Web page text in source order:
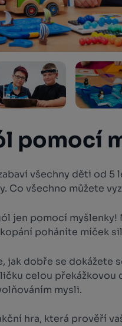
pomocí
všechny děti od 5
Co všechno můžete
jen pomocí
poháníte míček
jak dobře se dokážete
celou překážkovou
mysli.
hra, která prověří